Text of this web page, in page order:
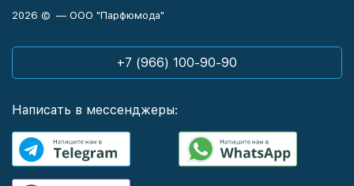
2026 © — ООО "Парфюмода"
+7 (966) 100-90-90
Написать в мессенджеры: